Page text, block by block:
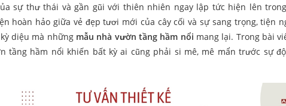
sự thư thái và gần gũi với thiên nhiên ngay lập tức hiện lên
hoàn hảo giữa vẻ đẹp tươi mới của cây cối và sự sang trọng, tiện
diệu mà những mẫu nhà vườn tầng hầm nổi mang lại. Trong bài
tầng hầm nổi khiến bất kỳ ai cũng phải si mê, mê mẩn trước sự